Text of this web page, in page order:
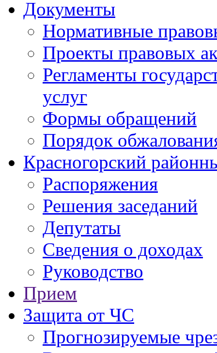
Документы
Нормативные
Проекты правовых
Регламенты
услуг
Формы обращений
Порядок
Красногорский
Распоряжения
Решения заседаний
Депутаты
Сведения о доходах
Руководство
Прием
Защита от ЧС
Прогнозируемые